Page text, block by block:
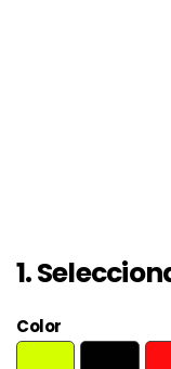
Color
1.